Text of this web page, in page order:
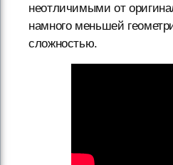
неотличимыми от
намного меньшей
сложностью.